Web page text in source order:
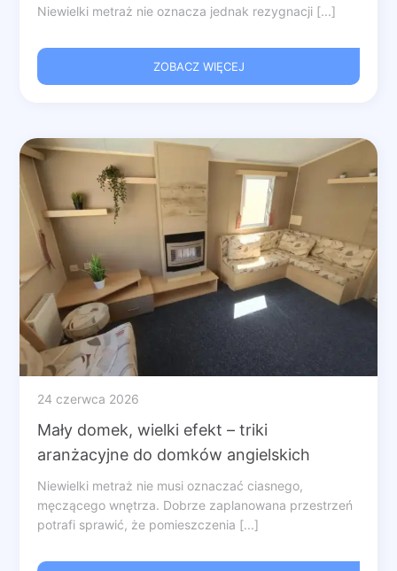
Niewielki metraż nie oznacza jednak rezygnacji [...]
ZOBACZ WIĘCEJ
24 czerwca 2026
Mały domek, wielki efekt – triki
aranżacyjne do domków angielskich
Niewielki metraż nie musi oznaczać ciasnego,
męczącego wnętrza. Dobrze zaplanowana przestrzeń
potrafi sprawić, że pomieszczenia [...]